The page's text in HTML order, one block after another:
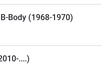
Body (1968-1970)
....)